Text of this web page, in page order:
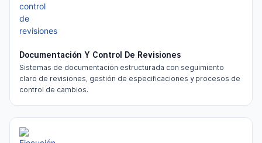
Documentación Y Control De Revisiones
Sistemas de documentación estructurada con seguimiento
claro de revisiones, gestión de especificaciones y procesos de
control de cambios.